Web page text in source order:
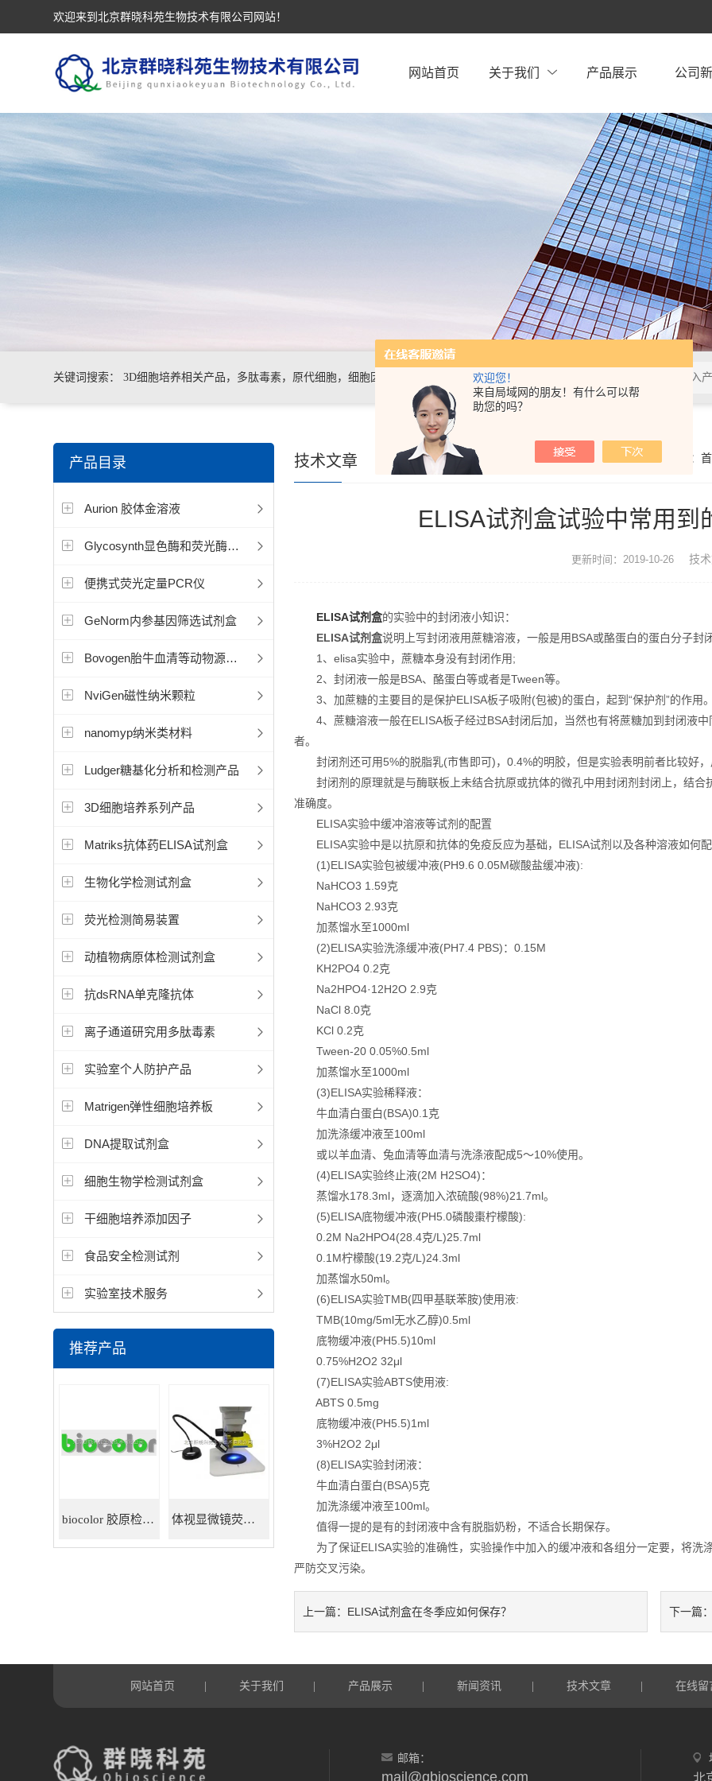
欢迎您！
来自局域网的朋友！有什么可以帮
助您的吗？
欢迎来到北京群晓科苑生物技术有限公司网站！
网站首页 关于我们 产品展示 公司
关键词搜索： 3D细胞培养相关产品，多肽毒素，原代细胞，细胞因子，抗体，试剂盒，各类细
产品目录
Aurion 胶体金溶液
Glycosynth显色酶和荧光酶底物
便携式荧光定量PCR仪
GeNorm内参基因筛选试剂盒
Bovogen胎牛血清等动物源产品
NviGen磁性纳米颗粒
nanomyp纳米类材料
Ludger糖基化分析和检测产品
3D细胞培养系列产品
Matriks抗体药ELISA试剂盒
生物化学检测试剂盒
荧光检测简易装置
动植物病原体检测试剂盒
抗dsRNA单克隆抗体
离子通道研究用多肽毒素
实验室个人防护产品
Matrigen弹性细胞培养板
DNA提取试剂盒
细胞生物学检测试剂盒
干细胞培养添加因子
食品安全检测试剂
实验室技术服务
推荐产品
biocolor 胶原检测试剂盒 体视显微镜荧光适配器
你的位置：
技术文章
ELISA试剂盒试验中常用到
更新时间：2019-10-26 技
ELISA试剂盒的实验中的封闭液小知识：
ELISA试剂盒说明上写封闭液用蔗糖溶液，一般是用BSA或酪蛋白的蛋白分子封
1、elisa实验中，蔗糖本身没有封闭作用;
2、封闭液一般是BSA、酪蛋白等或者是Tween等。
3、加蔗糖的主要目的是保护ELISA板子吸附(包被)的蛋白，起到“保护剂”的作用
4、蔗糖溶液一般在ELISA板子经过BSA封闭后加，当然也有将蔗糖加到封闭液中
者。
封闭剂还可用5%的脱脂乳(市售即可)，0.4%的明胶，但是实验表明前者比较好，
封闭剂的原理就是与酶联板上未结合抗原或抗体的微孔中用封闭剂封闭上，结合
准确度。
ELISA实验中缓冲溶液等试剂的配置
ELISA实验中是以抗原和抗体的免疫反应为基础，ELISA试剂以及各种溶液如何
(1)ELISA实验包被缓冲液(PH9.6 0.05M碳酸盐缓冲液):
NaHCO3 1.59克
NaHCO3 2.93克
加蒸馏水至1000ml
(2)ELISA实验洗涤缓冲液(PH7.4 PBS)：0.15M
KH2PO4 0.2克
Na2HPO4·12H2O 2.9克
NaCl 8.0克
KCl 0.2克
Tween-20 0.05%0.5ml
加蒸馏水至1000ml
(3)ELISA实验稀释液：
牛血清白蛋白(BSA)0.1克
加洗涤缓冲液至100ml
或以羊血清、兔血清等血清与洗涤液配成5～10%使用。
(4)ELISA实验终止液(2M H2SO4)：
蒸馏水178.3ml，逐滴加入浓硫酸(98%)21.7ml。
(5)ELISA底物缓冲液(PH5.0磷酸棗柠檬酸):
0.2M Na2HPO4(28.4克/L)25.7ml
0.1M柠檬酸(19.2克/L)24.3ml
加蒸馏水50ml。
(6)ELISA实验TMB(四甲基联苯胺)使用液:
TMB(10mg/5ml无水乙醇)0.5ml
底物缓冲液(PH5.5)10ml
0.75%H2O2 32μl
(7)ELISA实验ABTS使用液:
ABTS 0.5mg
底物缓冲液(PH5.5)1ml
3%H2O2 2μl
(8)ELISA实验封闭液：
牛血清白蛋白(BSA)5克
加洗涤缓冲液至100ml。
值得一提的是有的封闭液中含有脱脂奶粉，不适合长期保存。
为了保证ELISA实验的准确性，实验操作中加入的缓冲液和各组分一定要，将洗
严防交叉污染。
上一篇： ELISA试剂盒在冬季应如何保存？ 下一篇
网站首页 关于我们 产品展示 新闻资讯 技术文章 在线留
邮箱：
mail@qbioscience.com 北